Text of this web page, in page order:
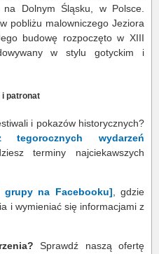
Dolnym Śląsku, w Polsce.
pobliżu malowniczego Jeziora
budowę rozpoczęto w XIII
w stylu gotyckim i
i patronat
i pokazów historycznych?
tegorocznych wydarzeń
terminy najciekawszych
grupy na Facebooku], gdzie
i wymieniać się informacjami z
Sprawdź naszą ofertę